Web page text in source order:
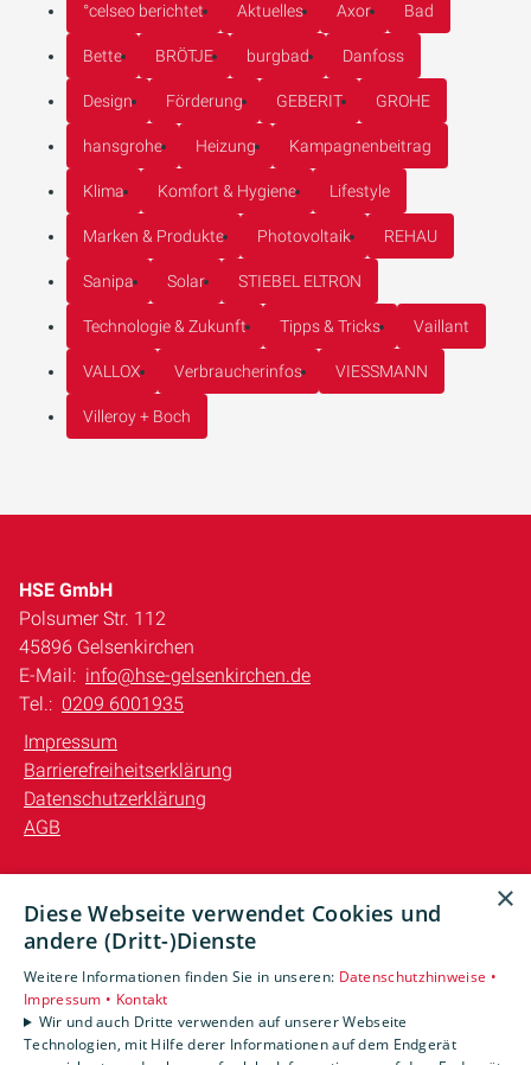
°celseo berichtet Aktuelles Axor Bad
Bette BRÖTJE burgbad Danfoss
Design Förderung GEBERIT GROHE
hansgrohe Heizung Kampagnenbeitrag
Klima Komfort & Hygiene Lifestyle
Marken & Produkte Photovoltaik REHAU
Sanipa Solar STIEBEL ELTRON
Technologie & Zukunft Tipps & Tricks Vaillant
VALLOX Verbraucherinfos VIESSMANN
Villeroy + Boch
HSE GmbH
Polsumer Str. 112
45896 Gelsenkirchen
E-Mail: info@hse-gelsenkirchen.de
Tel.: 0209 6001935
Impressum
Barrierefreiheitserklärung
Datenschutzerklärung
AGB
Privatkunden
Gewerbekunden
Karriere
Unternehmen
Kontakt
×
Diese Webseite verwendet Cookies und
andere (Dritt-)Dienste
Weitere Informationen finden Sie in unseren: Datenschutzhinweise •
Impressum • Kontakt
Wir und auch Dritte verwenden auf unserer Webseite
Technologien, mit Hilfe derer Informationen auf dem Endgerät